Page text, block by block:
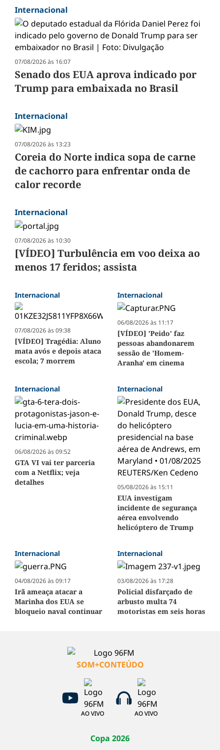
Internacional
07/08/2026 às 16:07
Senado dos EUA aprova indicado por
Trump para embaixada no Brasil
Internacional
07/08/2026 às 13:23
Coreia do Norte indica sopa de carne
de cachorro para enfrentar onda de
calor recorde
Internacional
07/08/2026 às 10:30
[VÍDEO] Turbulência em voo deixa ao
menos 17 feridos; assista
Internacional
07/08/2026 às 09:38
[VÍDEO] Tragédia: Aluno
mata avós e depois ataca
escola; 7 morrem
Internacional
06/08/2026 às 11:17
[VÍDEO] 'Peido' faz
pessoas abandonarem
sessão de 'Homem-
Aranha' em cinema
Internacional
06/08/2026 às 09:52
GTA VI vai ter parceria
com a Netflix; veja
detalhes
Internacional
05/08/2026 às 15:11
EUA investigam
incidente de segurança
aérea envolvendo
helicóptero de Trump
Internacional
04/08/2026 às 09:17
Irã ameaça atacar a
Marinha dos EUA se
bloqueio naval continuar
Internacional
03/08/2026 às 17:28
Policial disfarçado de
arbusto multa 74
motoristas em seis horas
SOM+CONTEÚDO
AO VIVO AO VIVO
Copa 2026